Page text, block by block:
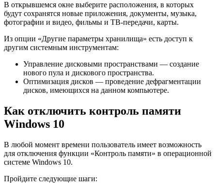
В открывшемся окне выберите расположения, в которых
будут сохранятся новые приложения, документы, музыка,
фотографии и видео, фильмы и ТВ-передачи, карты.
Из опции «Другие параметры хранилища» есть доступ к
другим системным инструментам:
Управление дисковыми пространствами — создание
нового пула и дискового пространства.
Оптимизация дисков — проведение дефрагментации
дисков, имеющихся на данном компьютере.
Как отключить контроль памяти
Windows 10
В любой момент времени пользователь имеет возможность
для отключения функции «Контроль памяти» в операционной
системе Windows 10.
Пройдите следующие шаги: